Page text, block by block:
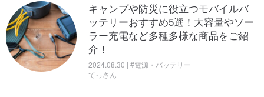
キャンプや防災に役立つモバイルバ
ッテリーおすすめ5選！大容量やソー
ラー充電など多種多様な商品をご紹
介！
2024.08.30 | #電源・バッテリー
てっさん